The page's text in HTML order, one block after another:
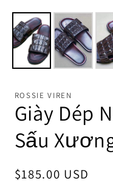
ROSSIE VIREN
Giày Dép
Sấu
Giá thông
$185.00 USD